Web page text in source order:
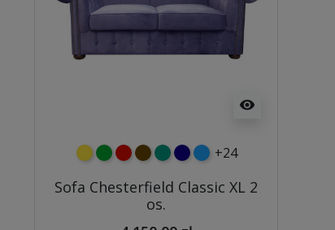
visibility
żółtyzielonyczerwony
czekoladowy
turkusowy
granatowy
niebieski
+24
Sofa Chesterfield Classic XL 2
os.